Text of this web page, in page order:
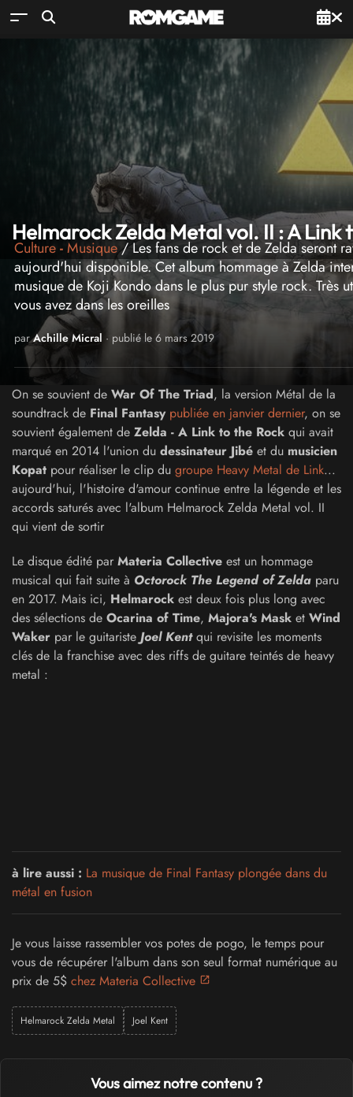
Helmarock Zelda Metal vol. II : A Link
Culture-Musique/ Les fans de rock et de Zelda seront
aujourd'hui disponible. Cet album hommage à Zelda
musique de Koji Kondo dans le plus pur style rock. Très
vous avez dans les oreilles
parAchille Micral · publié le 6 mars 2019
On se souvient de War Of The Triad, la version Métal de la
soundtrack de Final Fantasy publiée en janvier dernier, on se
souvient également de Zelda - A Link to the Rock qui avait
marqué en 2014 l'union du dessinateur Jibé et du musicien
Kopat pour réaliser le clip du groupe Heavy Metal de Link...
aujourd'hui, l'histoire d'amour continue entre la légende et les
accords saturés avec l'album Helmarock Zelda Metal vol. II
qui vient de sortir
Le disque édité par Materia Collective est un hommage
musical qui fait suite à Octorock The Legend of Zelda paru
en 2017. Mais ici, Helmarock est deux fois plus long avec
des sélections de Ocarina of Time, Majora's Mask et Wind
Waker par le guitariste Joel Kentqui revisite les moments
clés de la franchise avec des riffs de guitare teintés de heavy
metal :
à lire aussi : La musique de Final Fantasy plongée dans du
métal en fusion
Je vous laisse rassembler vos potes de pogo, le temps pour
vous de récupérer l'album dans son seul format numérique au
prix de 5$ chez Materia Collective
Helmarock Zelda Metal Joel Kent
Vous aimez notre contenu ?